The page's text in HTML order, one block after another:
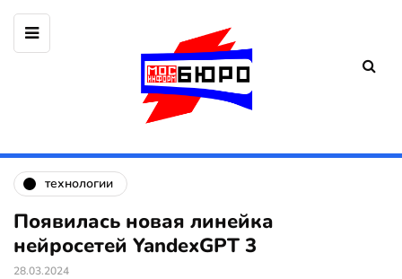
технологии
Появилась новая линейка
нейросетей YandexGPT 3
28.03.2024